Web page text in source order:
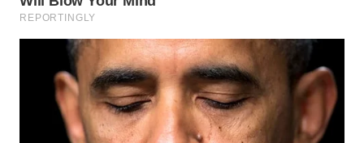
SUKABUMI
WN
PURWAKARTA